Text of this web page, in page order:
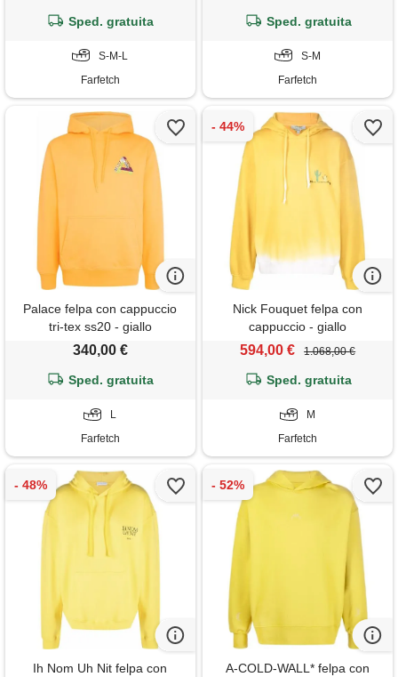
Sped. gratuita
S-M-L
Farfetch
Sped. gratuita
S-M
Farfetch
Palace felpa con cappuccio
tri-tex ss20 - giallo
340,00 €
Sped. gratuita
L
Farfetch
Nick Fouquet felpa con
cappuccio - giallo
594,00 € 1.068,00 €
Sped. gratuita
M
Farfetch
Ih Nom Uh Nit felpa con
A-COLD-WALL* felpa con